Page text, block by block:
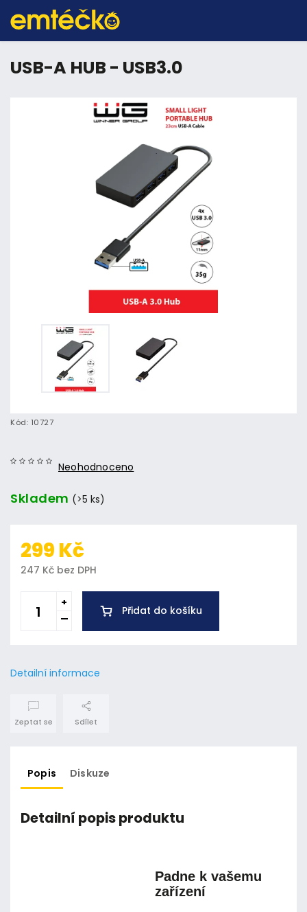
USB-A HUB - USB3.0
Kód: 10727
Neohodnoceno
Skladem (>5 ks)
299 Kč
247 Kč bez DPH
Přidat do košíku
Detailní informace
Zeptat se Sdílet
Popis Diskuze
Detailní popis produktu
Padne k vašemu
zařízení